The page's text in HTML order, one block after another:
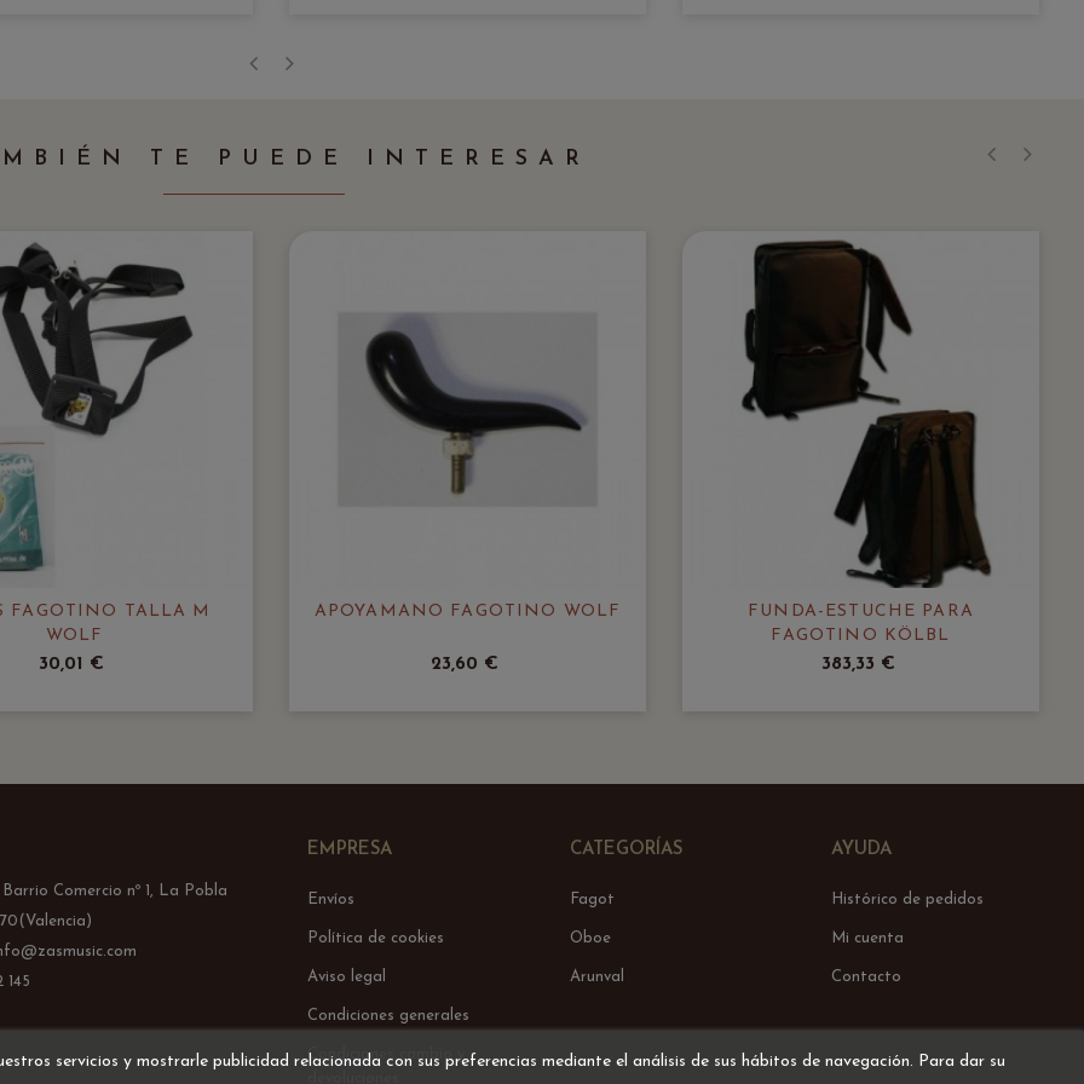
TE PUEDE INTERESAR
FAGOTINO TALLA M
WOLF
30,01 €
APOYAMANO FAGOTINO WOLF
23,60 €
FUNDA-ESTUCHE PARA
FAGOTINO KÖLBL
383,33 €
Comercio nº 1, La Pobla
145
EMPRESA
Envíos
Política de cookies
Aviso legal
Condiciones generales
Condiciones cambio y
CATEGORÍAS
Fagot
Oboe
Arunval
AYUDA
Histórico de pedidos
Mi cuenta
Contacto
servicios y mostrarle publicidad relacionada con sus preferencias mediante el análisis de sus hábitos de navegación. Para dar su